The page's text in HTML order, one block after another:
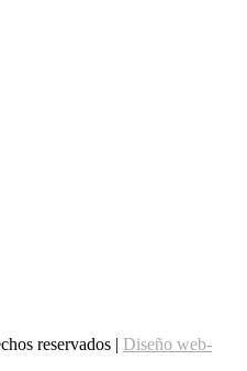
reservados | Diseño web-